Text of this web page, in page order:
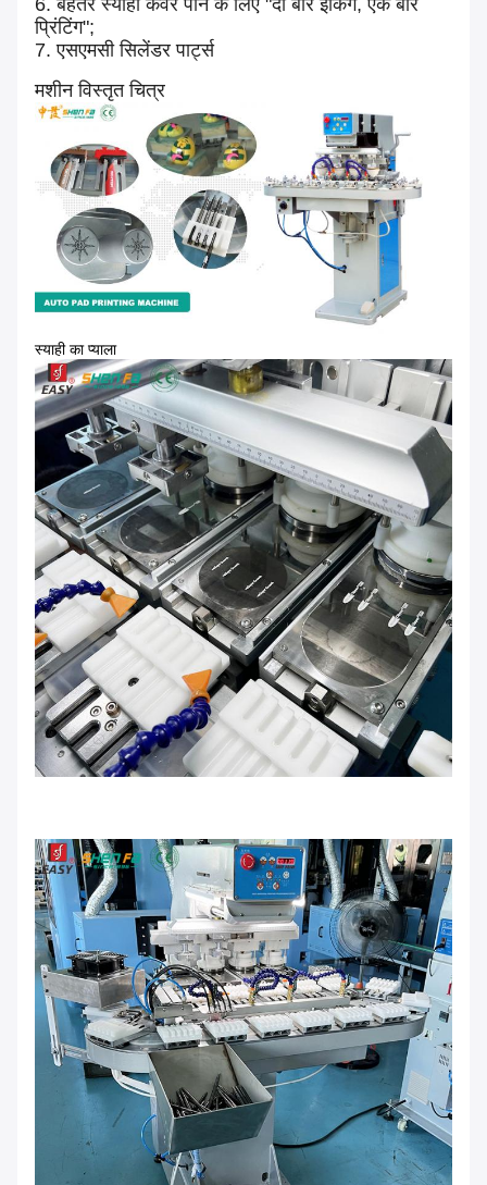
6. बेहतर स्याही कवर पाने के लिए "दो बार इंकिंग, एक बार
प्रिंटिंग";
7. एसएमसी सिलेंडर पार्ट्स
मशीन विस्तृत चित्र
स्याही का प्याला